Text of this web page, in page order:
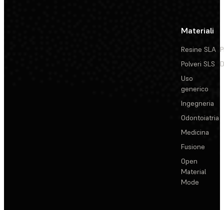
Materiali
Resine SLA
Polveri SLS
Uso
generico
Ingegneria
Odontoiatria
Medicina
Fusione
Open
Material
Mode